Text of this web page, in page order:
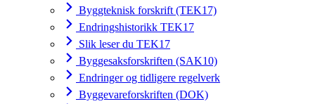
Byggteknisk forskrift (TEK17)
Endringshistorikk TEK17
Slik leser du TEK17
Byggesaksforskriften (SAK10)
Endringer og tidligere regelverk
Byggevareforskriften (DOK)